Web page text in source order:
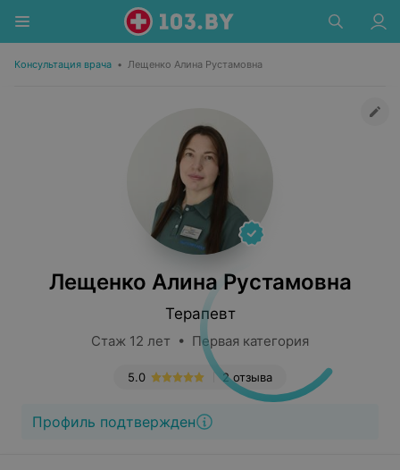
Консультация врача • Лещенко Алина Рустамовна
Лещенко Алина Рустамовна
Терапевт
Стаж 12 лет • Первая категория
2 отзыва
5.0
Профиль подтвержден